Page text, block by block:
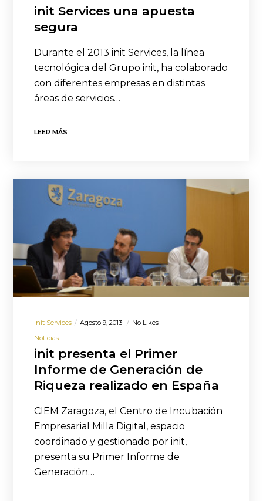
init Services una apuesta
segura
Durante el 2013 init Services, la línea
tecnológica del Grupo init, ha colaborado
con diferentes empresas en distintas
áreas de servicios…
LEER MÁS
Init Services Agosto 9, 2013
No Likes
Noticias
init presenta el Primer
Informe de Generación de
Riqueza realizado en España
CIEM Zaragoza, el Centro de Incubación
Empresarial Milla Digital, espacio
coordinado y gestionado por init,
presenta su Primer Informe de
Generación…